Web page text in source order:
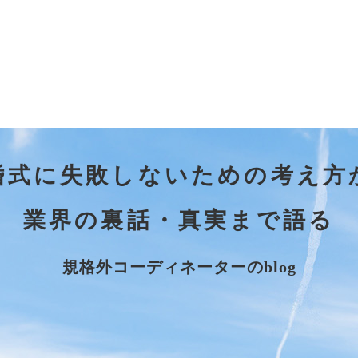
式に失敗しないための考え方
業界の裏話・真実まで語る
規格外コーディネーターのblog